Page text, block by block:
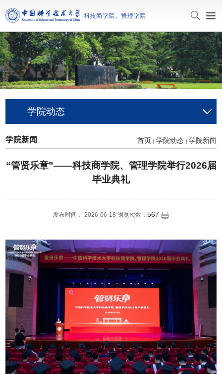
学院动态
学院新闻 首页 学院动态 学院新闻
“管贤乐章”——科技商学院、管理学院举行2026届
毕业典礼
发布时间： 2026-06-18 浏览次数： 567